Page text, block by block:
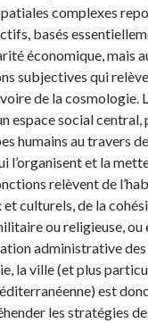
complexes
basés
économique, mais
subjectives qui
de la cosmologie.
espace social central,
humains au travers
l’organisent et la
relèvent de
culturels, de la
ou religieuse, ou
administrative
la ville (et plus
est
les stratégies